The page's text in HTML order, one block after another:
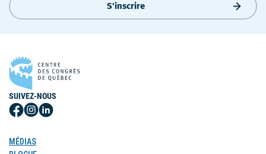
S'inscrire
SUIVEZ-NOUS
Suivez-
sur
Facebook
Suivez-
Instagram
Suivez-
MÉDIAS